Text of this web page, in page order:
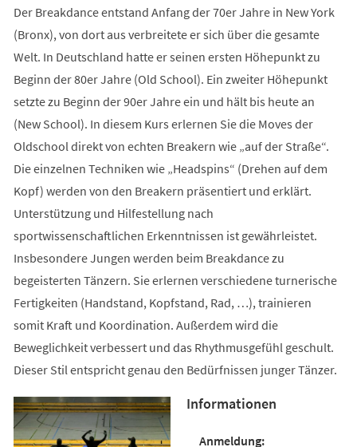
Der Breakdance entstand Anfang der 70er Jahre in New York
(Bronx), von dort aus verbreitete er sich über die gesamte
Welt. In Deutschland hatte er seinen ersten Höhepunkt zu
Beginn der 80er Jahre (Old School). Ein zweiter Höhepunkt
setzte zu Beginn der 90er Jahre ein und hält bis heute an
(New School). In diesem Kurs erlernen Sie die Moves der
Oldschool direkt von echten Breakern wie „auf der Straße“.
Die einzelnen Techniken wie „Headspins“ (Drehen auf dem
Kopf) werden von den Breakern präsentiert und erklärt.
Unterstützung und Hilfestellung nach
sportwissenschaftlichen Erkenntnissen ist gewährleistet.
Insbesondere Jungen werden beim Breakdance zu
begeisterten Tänzern. Sie erlernen verschiedene turnerische
Fertigkeiten (Handstand, Kopfstand, Rad, …), trainieren
somit Kraft und Koordination. Außerdem wird die
Beweglichkeit verbessert und das Rhythmusgefühl geschult.
Dieser Stil entspricht genau den Bedürfnissen junger Tänzer.
Informationen